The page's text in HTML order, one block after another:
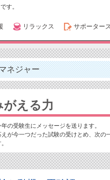
す。
リラックス サポーター
ネジャー
える力
の受験生にメッセージを送ります。
が今一つだった試験の受けとめ、次の